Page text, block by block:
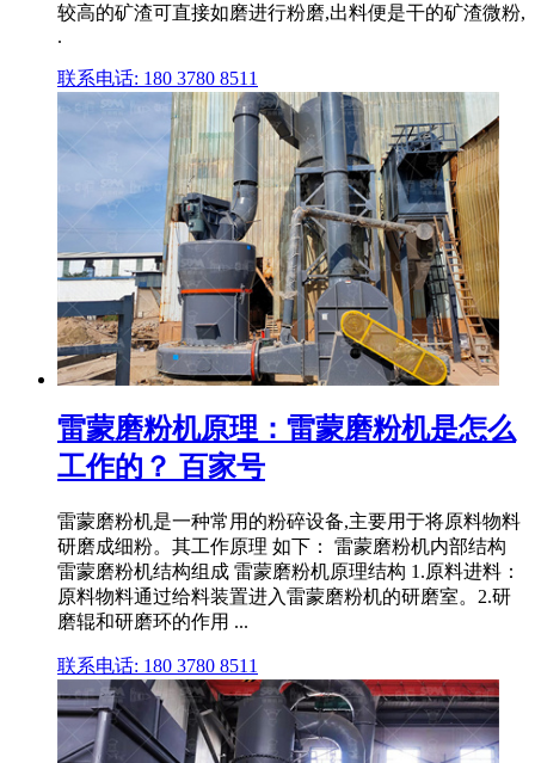
较高的矿渣可直接如磨进行粉磨,出料便是干的矿渣微粉,
.
联系电话: 180 3780 8511
雷蒙磨粉机原理：雷蒙磨粉机是怎么
工作的？ 百家号
雷蒙磨粉机是一种常用的粉碎设备,主要用于将原料物料
研磨成细粉。其工作原理 如下： 雷蒙磨粉机内部结构
雷蒙磨粉机结构组成 雷蒙磨粉机原理结构 1.原料进料：
原料物料通过给料装置进入雷蒙磨粉机的研磨室。2.研
磨辊和研磨环的作用 ...
联系电话: 180 3780 8511